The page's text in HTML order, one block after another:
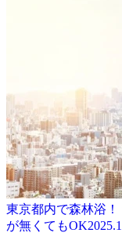
東京都内で森林浴
が無くてもOK